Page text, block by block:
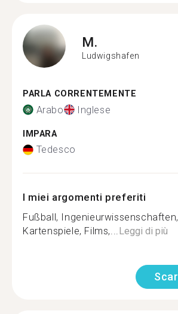
M.
Ludwigshafen
PARLA CORRENTEMENTE
Arabo Inglese
IMPARA
Tedesco
I miei argomenti preferiti
Fußball,
Kartenspiele, Films,...Leggi di più